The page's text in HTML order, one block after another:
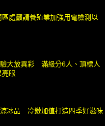
處籲請養殖業加強用電檢測以
大放異彩 滿級分6人、頂標人
亮眼
冰品 冷鏈加值打造四季好滋味